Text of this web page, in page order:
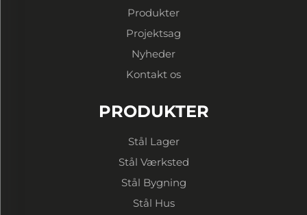
Produkter
Projektsag
Nyheder
Kontakt os
PRODUKTER
Stål Lager
Stål Værksted
Stål Bygning
Stål Hus